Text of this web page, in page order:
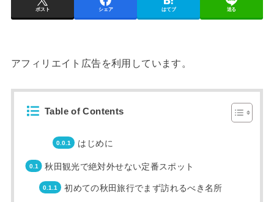
ポスト シェア はてブ 送る
アフィリエイト広告を利用しています。
Table of Contents
はじめに
秋田観光で絶対外せない定番スポット
初めての秋田旅行でまず訪れるべき名所